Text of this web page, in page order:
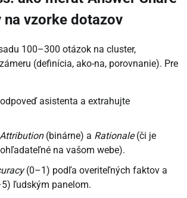
na vzorke dotazov
100–300 otázok na cluster,
(definícia, ako-na, porovnanie). Pre
asistenta a extrahujte
Attribution(binárne) a Rationale(či je
na vašom webe).
(0–1) podľa overiteľných faktov a
ľudským panelom.